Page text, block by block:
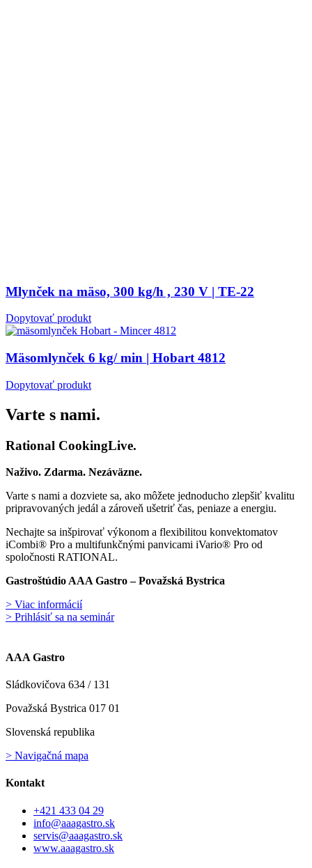
Mlynček na mäso, 300 kg/h , 230 V | TE-22
Dopytovať produkt
Mäsomlynček 6 kg/ min | Hobart 4812
Dopytovať produkt
Varte s nami.
Rational CookingLive​.
Naživo. Zdarma. Nezáväzne.
Varte s nami a dozviete sa, ako môžete jednoducho zlepšiť kvalitu
pripravovaných jedál a zároveň ušetriť čas, peniaze a energiu.
Nechajte sa inšpirovať výkonom a flexibilitou konvektomatov
iCombi® Pro a multifunkčnými panvicami iVario® Pro od
spoločnosti RATIONAL.
Gastroštúdio AAA Gastro – Považská Bystrica
> Viac informácií
> Prihlásiť sa na seminár
AAA Gastro
Sládkovičova 634 / 131
Považská Bystrica 017 01
Slovenská republika
> Navigačná mapa
Kontakt
+421 433 04 29
info@aaagastro.sk
servis@aaagastro.sk
www.aaagastro.sk